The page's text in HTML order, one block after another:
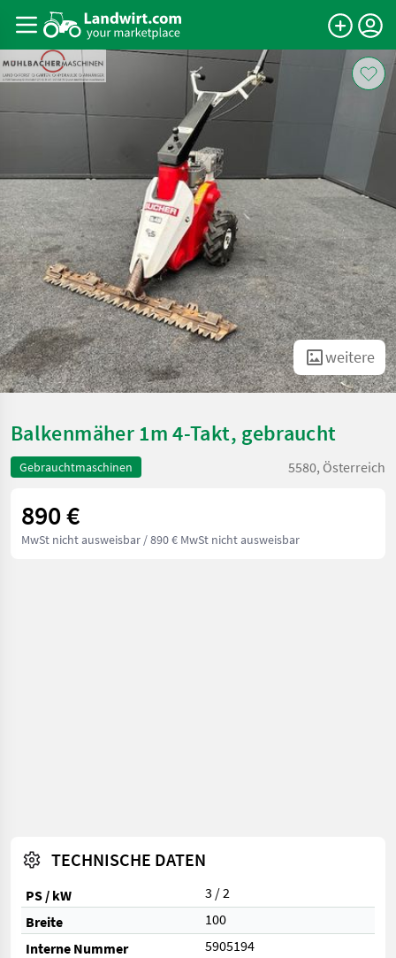
weitere
Balkenmäher 1m 4-Takt, gebraucht
Gebrauchtmaschinen 5580, Österreich
890 €
MwSt nicht ausweisbar / 890 € MwSt nicht ausweisbar
TECHNISCHE DATEN
PS / kW
3 / 2
Breite
100
Interne Nummer
5905194